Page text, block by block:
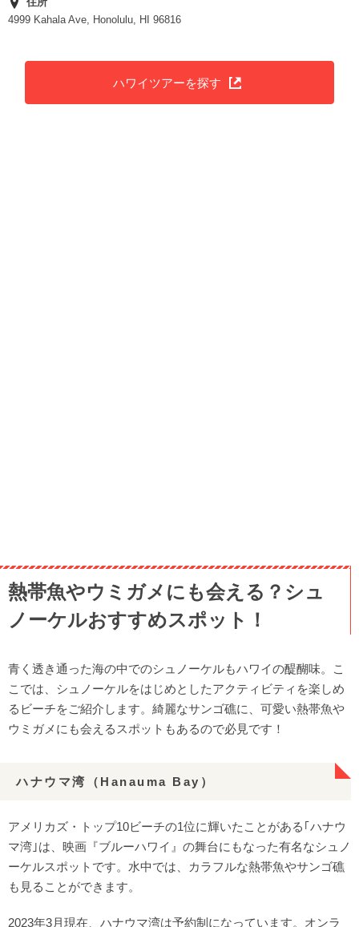
4999 Kahala Ave, Honolulu, HI 96816
ハワイツアーを探す
熱帯魚やウミガメにも会える？シュ
ノーケルおすすめスポット！
青く透き通った海の中でのシュノーケルもハワイの醍醐味。こ
こでは、シュノーケルをはじめとしたアクティビティを楽しめ
るビーチをご紹介します。綺麗なサンゴ礁に、可愛い熱帯魚や
ウミガメにも会えるスポットもあるので必見です！
ハナウマ湾（Hanauma Bay）
アメリカズ・トップ10ビーチの1位に輝いたことがある｢ハナウ
マ湾｣は、映画『ブルーハワイ』の舞台にもなった有名なシュノ
ーケルスポットです。水中では、カラフルな熱帯魚やサンゴ礁
も見ることができます。
2023年3月現在、ハナウマ湾は予約制になっています。オンラ